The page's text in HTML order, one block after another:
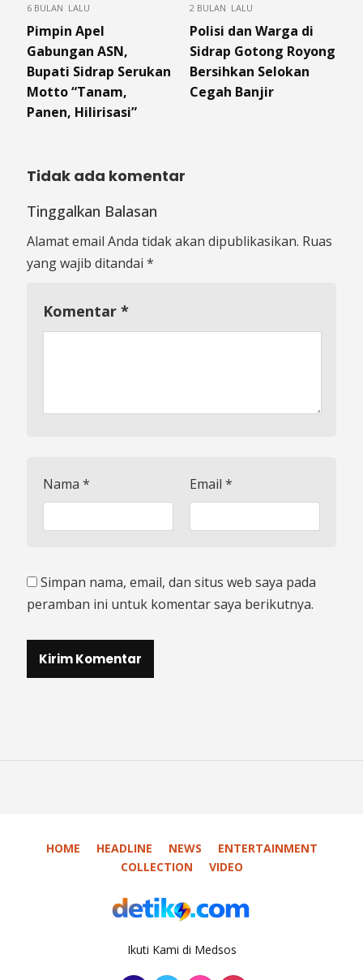
6 BULAN LALU
Pimpin Apel
Gabungan ASN,
Bupati Sidrap Serukan
Motto “Tanam,
Panen, Hilirisasi”
2 BULAN LALU
Polisi dan Warga di
Sidrap Gotong Royong
Bersihkan Selokan
Cegah Banjir
Tidak ada komentar
Tinggalkan Balasan
Alamat email Anda tidak akan dipublikasikan. Ruas
yang wajib ditandai *
Komentar *
Nama * Email *
Simpan nama, email, dan situs web saya pada
peramban ini untuk komentar saya berikutnya.
HOME HEADLINE NEWS
ENTERTAINMENT
COLLECTION
VIDEO
Ikuti Kami di Medsos